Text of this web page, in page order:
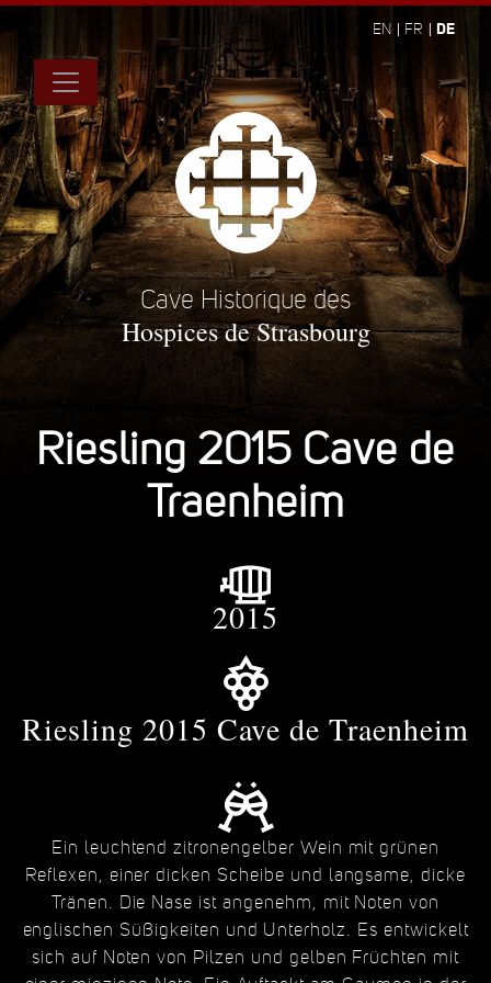
EN FR DE
Cave Historique des
Hospices de Strasbourg
Riesling 2015 Cave de
Traenheim
2015
Riesling 2015 Cave de Traenheim
Ein leuchtend zitronengelber Wein mit grünen
Reflexen, einer dicken Scheibe und langsame, dicke
Tränen. Die Nase ist angenehm, mit Noten von
englischen Süßigkeiten und Unterholz. Es entwickelt
sich auf Noten von Pilzen und gelben Früchten mit